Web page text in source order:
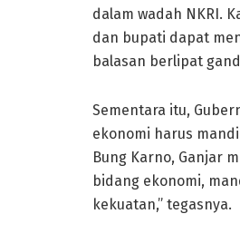
dalam wadah NKRI.
dan bupati dapat
balasan berlipat
Sementara itu,
ekonomi harus
Bung Karno, Ganjar
bidang ekonomi,
kekuatan,” tegasnya.